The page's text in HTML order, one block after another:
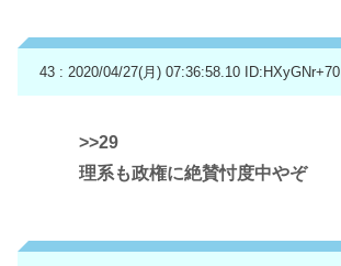
43 : 2020/04/27(月) 07:36:58.10 ID:HXyGNr+70
>>29
理系も政権に絶賛忖度中やぞ